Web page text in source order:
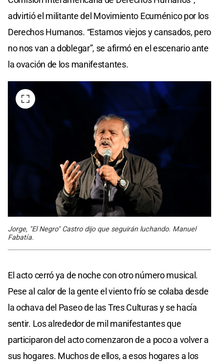
advirtió el militante del Movimiento Ecuménico por los
Derechos Humanos. “Estamos viejos y cansados, pero
no nos van a doblegar”, se afirmó en el escenario ante
la ovación de los manifestantes.
Jorge, "El Negro" Castro dijo que seguirán luchando. Manuel
Fabatía.
El acto cerró ya de noche con otro número musical.
Pese al calor de la gente el viento frío se colaba desde
la ochava del Paseo de las Tres Culturas y se hacía
sentir. Los alrededor de mil manifestantes que
participaron del acto comenzaron de a poco a volver a
sus hogares. Muchos de ellos, a esos hogares a los